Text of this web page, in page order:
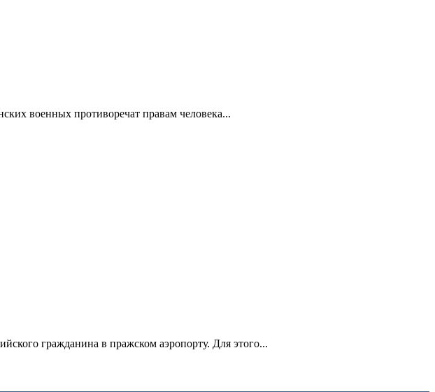
военных противоречат правам человека...
гражданина в пражском аэропорту. Для этого...